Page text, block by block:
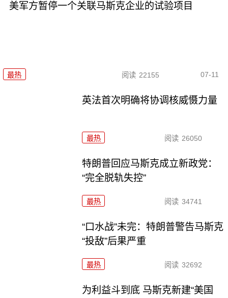
美军方暂停一个关联马斯克企业的试验项目
最热 阅读 22155 07-11
英法首次明确将协调核威慑力量
最热 阅读 26050
特朗普回应马斯克成立新政党：
“完全脱轨失控”
最热 阅读 34741
“口水战”未完：特朗普警告马斯克
“投敌”后果严重
最热 阅读 32692
为利益斗到底 马斯克新建“美国